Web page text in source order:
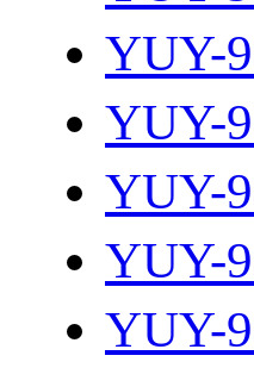
YUY-
YUY-
YUY-
YUY-
YUY-